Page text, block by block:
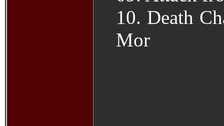
10. Death
Mor